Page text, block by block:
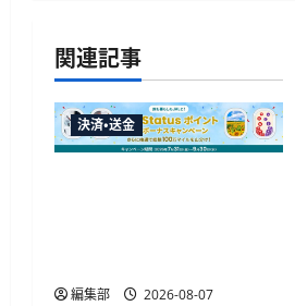
ョ
ン
関連記事
決済・送金
編集部
2026-08-07